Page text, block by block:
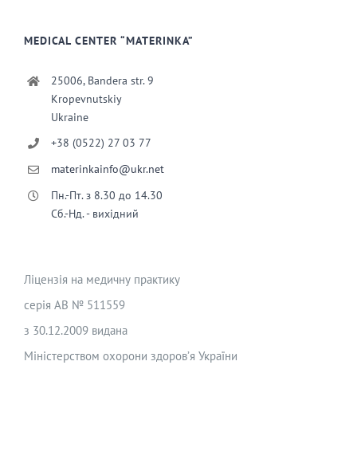
MEDICAL CENTER “MATERINKA”
25006, Bandera str. 9
Kropevnutskiy
Ukraine
+38 (0522) 27 03 77
materinkainfo@ukr.net
Пн.-Пт. з 8.30 до 14.30
Сб.-Нд. - вихідний
Ліцензія на медичну практику
серія АВ № 511559
з 30.12.2009 видана
Міністерством охорони здоров’я України